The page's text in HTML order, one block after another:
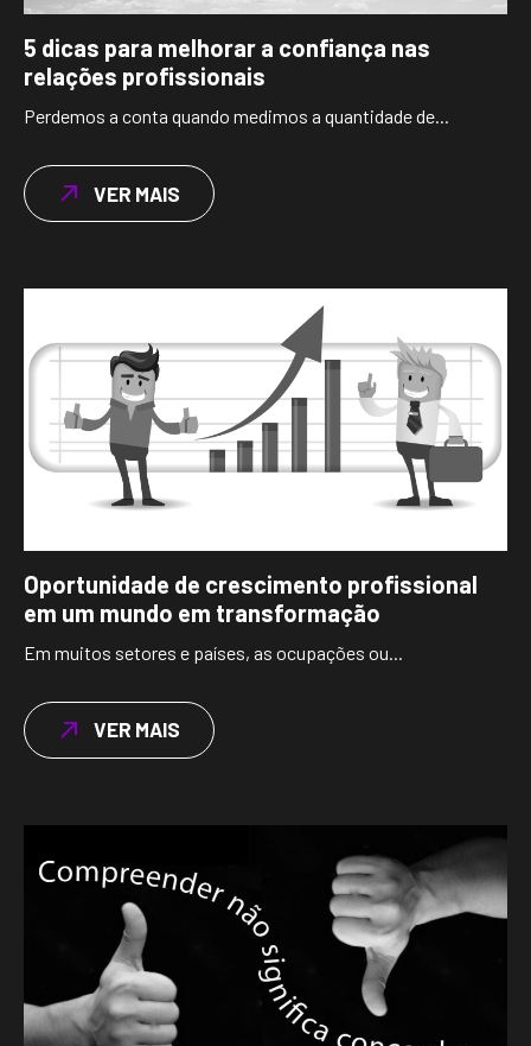
5 dicas para melhorar a confiança nas
relações profissionais
Perdemos a conta quando medimos a quantidade de...
VER MAIS
Oportunidade de crescimento profissional
em um mundo em transformação
Em muitos setores e países, as ocupações ou...
VER MAIS